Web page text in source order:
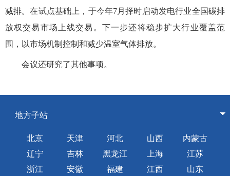
减排。在试点基础上，于今年7月择时启动发电行业全国碳排
放权交易市场上线交易。下一步还将稳步扩大行业覆盖范
围，以市场机制控制和减少温室气体排放。
会议还研究了其他事项。
地方子站
北京 天津 河北 山西
内蒙古
辽宁
吉林 黑龙江 上海
江苏
浙江
安徽 福建 江西 山东